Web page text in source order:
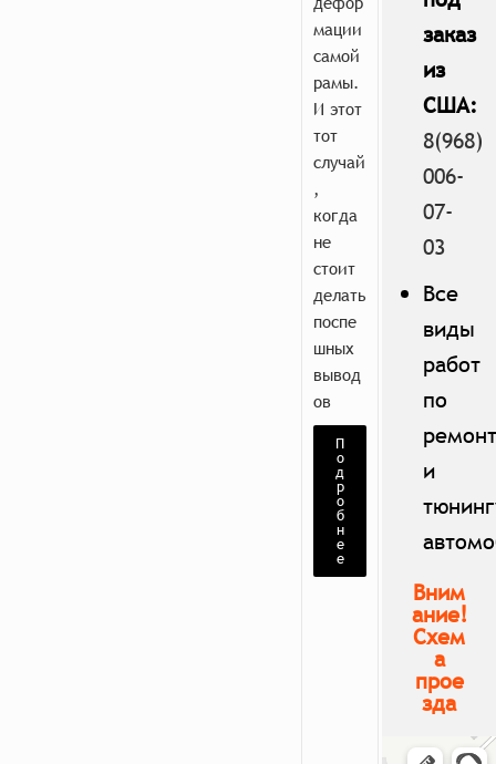
мации
самой
рамы.
И этот
тот
случай
,
когда
не
стоит
делать
поспе
шных
вывод
ов
П
о
д
р
о
б
н
е
е
заказ
из
США:
8(968)
006-
07-
03
Все
виды
работ
по
и
Вним
ание!
Схем
а
прое
зда